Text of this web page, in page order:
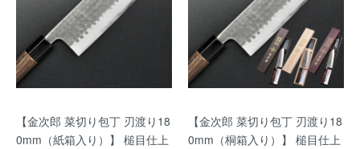
【金次郎 菜切り包丁 刃渡り18
0mm（紙箱入り）】 槌目仕上
【金次郎 菜切り包丁 刃渡り18
0mm（桐箱入り）】 槌目仕上